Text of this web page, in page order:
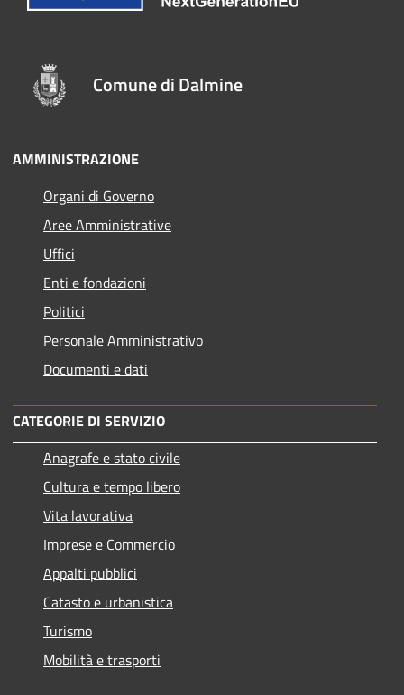
Comune di Dalmine
AMMINISTRAZIONE
Organi di Governo
Aree Amministrative
Uffici
Enti e fondazioni
Politici
Personale Amministrativo
Documenti e dati
CATEGORIE DI SERVIZIO
Anagrafe e stato civile
Cultura e tempo libero
Vita lavorativa
Imprese e Commercio
Appalti pubblici
Catasto e urbanistica
Turismo
Mobilità e trasporti